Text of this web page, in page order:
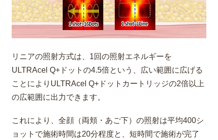
リニアの照射方式は、1回の照射エネルギーを
ULTRAcel Q+ドットの4.5倍という、広い範囲に広げる
ことによりULTRAcel Q+ドットカートリッジの2倍以上
の広範囲に出力できます。
これにより、全顔（両頬・あご下）の照射は平均400シ
ョットで施術時間は20分程度と、短時間で施術が完了